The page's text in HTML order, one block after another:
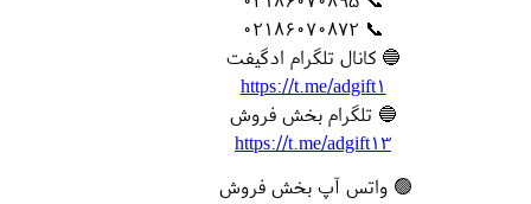
📞 02186070872
🔵 کانال تلگرام ادگیفت
https://t.me/adgift1
🔵 تلگرام بخش فروش
https://t.me/adgift13
🟢 واتس آپ بخش فروش